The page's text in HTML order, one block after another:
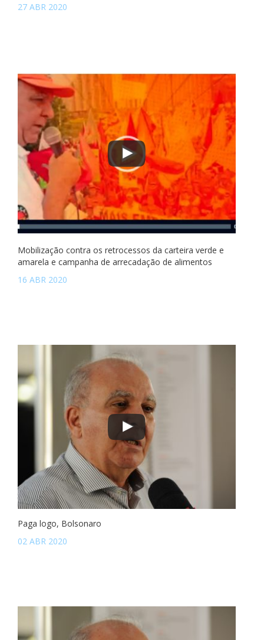
27 ABR 2020
Mobilização contra os retrocessos da carteira verde e
amarela e campanha de arrecadação de alimentos
16 ABR 2020
Paga logo, Bolsonaro
02 ABR 2020